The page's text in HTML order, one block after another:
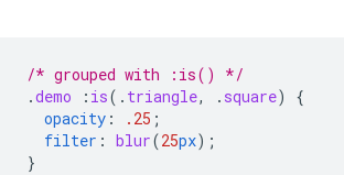
/* grouped with :is() */
.demo : is( . triangle, . square)
{
opacity : .25 ;
filter : blur(25px);
}